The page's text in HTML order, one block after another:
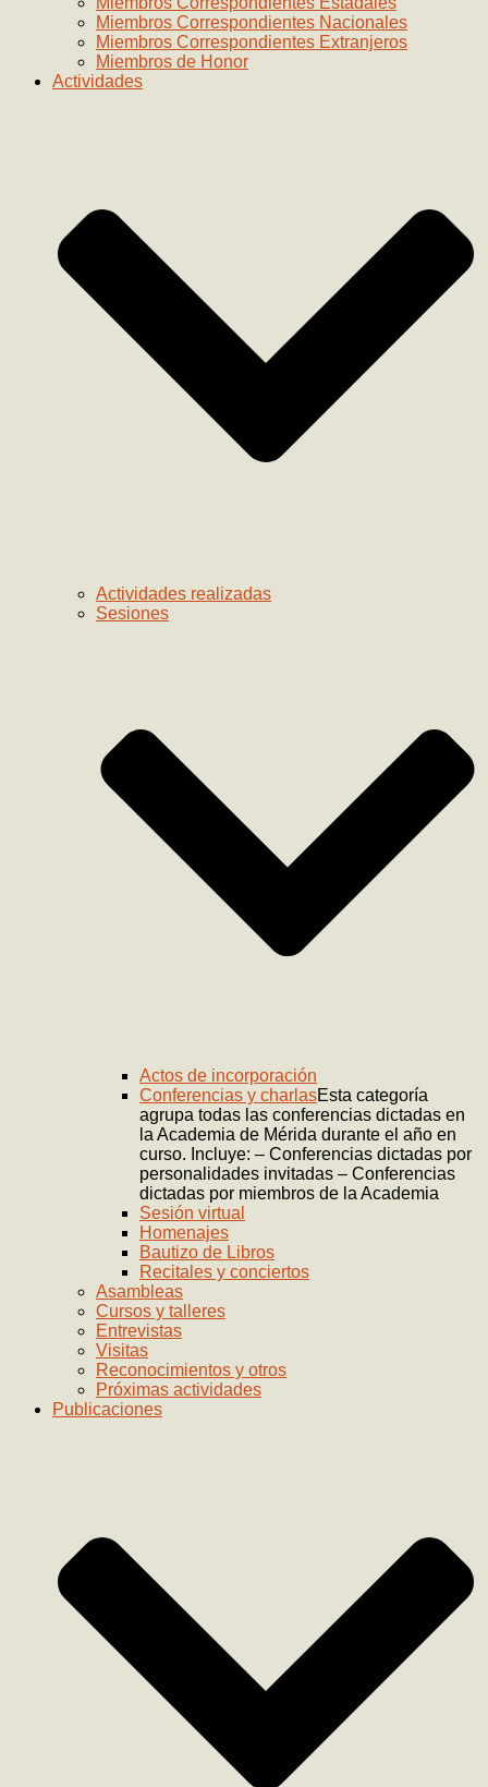
Miembros Correspondientes Nacionales
Miembros Correspondientes Extranjeros
Miembros de Honor
Actividades
Actividades realizadas
Sesiones
Actos de incorporación
Conferencias y charlasEsta categoría
agrupa todas las conferencias dictadas en
la Academia de Mérida durante el año en
curso. Incluye: – Conferencias dictadas por
personalidades invitadas – Conferencias
dictadas por miembros de la Academia
Sesión virtual
Homenajes
Bautizo de Libros
Recitales y conciertos
Asambleas
Cursos y talleres
Entrevistas
Visitas
Reconocimientos y otros
Próximas actividades
Publicaciones